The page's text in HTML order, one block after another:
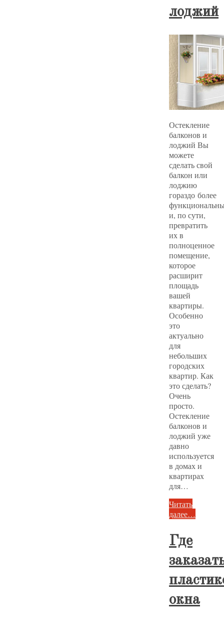
лоджий
Остекление
балконов и
лоджий Вы
можете
сделать свой
балкон или
лоджию
гораздо более
и, по сути,
превратить
их в
полноценное
помещение,
которое
расширит
площадь
вашей
квартиры.
Особенно
это
актуально
для
небольших
городских
квартир. Как
это сделать?
Очень
просто.
Остекление
балконов и
лоджий уже
давно
используется
в домах и
квартирах
для…
Читать
далее…
Где
окна